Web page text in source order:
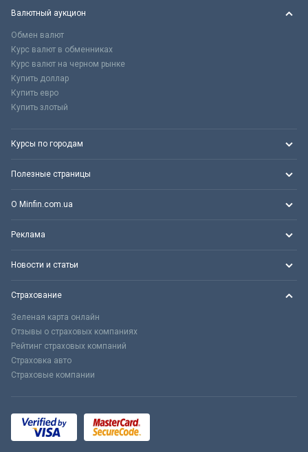
Валютный аукцион
Обмен валют
Курс валют в обменниках
Курс валют на черном рынке
Купить доллар
Купить евро
Купить злотый
Курсы по городам
Полезные страницы
О Minfin.com.ua
Реклама
Новости и статьи
Страхование
Зеленая карта онлайн
Отзывы о страховых компаниях
Рейтинг страховых компаний
Страховка авто
Страховые компании